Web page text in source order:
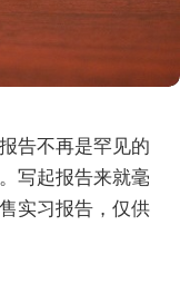
告不再是罕见的
写起报告来就毫
实习报告，仅供